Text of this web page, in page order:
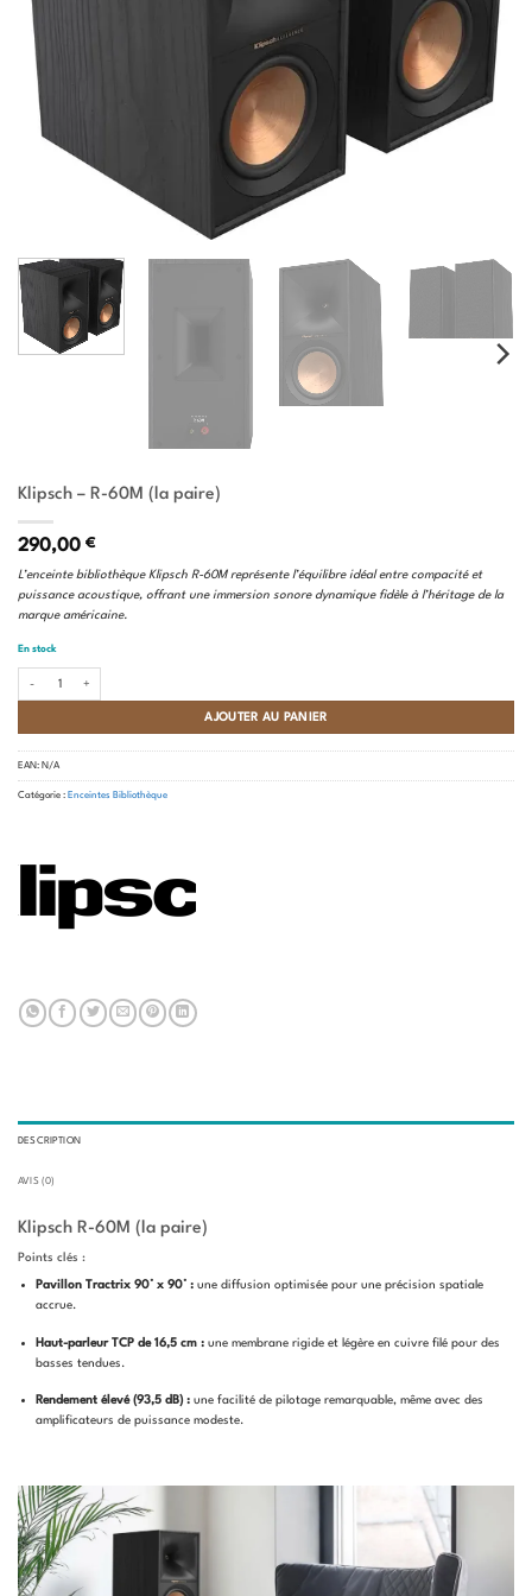
Klipsch – R-60M (la paire)
290,00 €
L’enceinte bibliothèque Klipsch R-60M représente l’équilibre idéal entre compacité et
puissance acoustique, offrant une immersion sonore dynamique fidèle à l’héritage de la
marque américaine.
En stock
AJOUTER AU PANIER
EAN: N/A
Catégorie : Enceintes Bibliothèque
DESCRIPTION
AVIS (0)
Klipsch R-60M (la paire)
Points clés :
Pavillon Tractrix 90° x 90° :une diffusion optimisée pour une précision spatiale
accrue.
Haut-parleur TCP de 16,5 cm :une membrane rigide et légère en cuivre filé pour des
basses tendues.
Rendement élevé (93,5 dB) :une facilité de pilotage remarquable, même avec des
amplificateurs de puissance modeste.